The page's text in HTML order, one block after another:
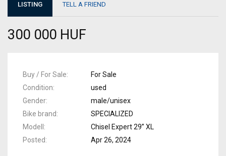
LISTING TELL A FRIEND
300 000 HUF
Buy / For Sale
For Sale
Condition
used
Gender
male/unisex
Bike brand
SPECIALIZED
Modell
Chisel Expert 29” XL
Posted
Apr 26, 2024